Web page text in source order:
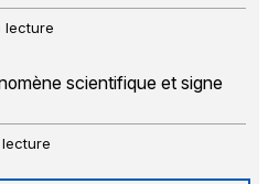
lecture
scientifique et signe